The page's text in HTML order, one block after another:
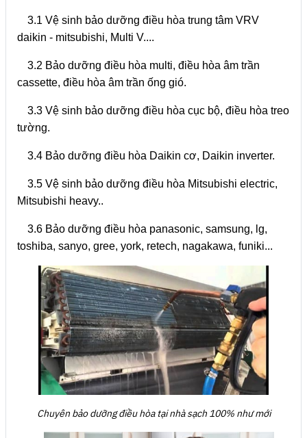
3.1 Vệ sinh bảo dưỡng điều hòa trung tâm VRV
daikin - mitsubishi, Multi V....
3.2 Bảo dưỡng điều hòa multi, điều hòa âm trần
cassette, điều hòa âm trần ống gió.
3.3 Vệ sinh bảo dưỡng điều hòa cục bộ, điều hòa treo
tường.
3.4 Bảo dưỡng điều hòa Daikin cơ, Daikin inverter.
3.5 Vệ sinh bảo dưỡng điều hòa Mitsubishi electric,
Mitsubishi heavy..
3.6 Bảo dưỡng điều hòa panasonic, samsung, lg,
toshiba, sanyo, gree, york, retech, nagakawa, funiki...
Chuyên bảo dưỡng điều hòa tại nhà sạch 100% như mới